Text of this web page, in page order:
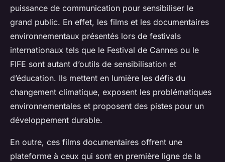
puissance de communication pour sensibiliser le
grand public. En effet, les films et les documentaires
environnementaux présentés lors de festivals
internationaux tels que le Festival de Cannes ou le
FIFE sont autant d’outils de sensibilisation et
d’éducation. Ils mettent en lumière les défis du
changement climatique, exposent les problématiques
environnementales et proposent des pistes pour un
développement durable.
En outre, ces films documentaires offrent une
plateforme à ceux qui sont en première ligne de la